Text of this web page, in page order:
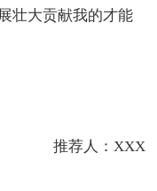
壮大贡献我的才能
推荐人：XXX